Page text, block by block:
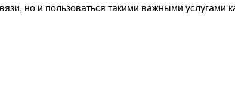
но и пользоваться такими важными